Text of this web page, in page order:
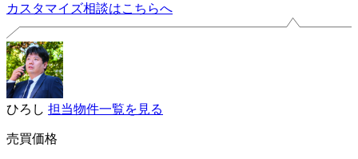
カスタマイズ相談はこちらへ
ひろし 担当物件一覧を見る
売買価格